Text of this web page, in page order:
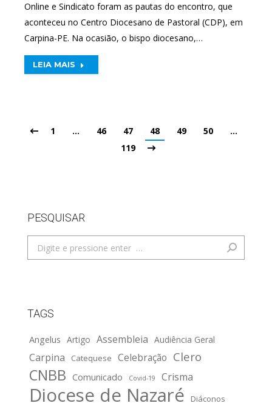
Online e Sindicato foram as pautas do encontro, que
aconteceu no Centro Diocesano de Pastoral (CDP), em
Carpina-PE. Na ocasião, o bispo diocesano,…
LEIA MAIS
1 … 46 47 48 49 50
…
119
PESQUISAR
Search:
TAGS
Angelus Artigo Assembleia Audiência Geral
Carpina Catequese Celebração Clero
CNBB Comunicado Covid-19 Crisma
Diocese de Nazaré
Diáconos